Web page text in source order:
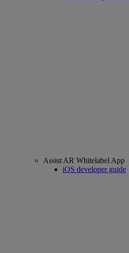
Assist AR Whitelabel App
iOS developer guide